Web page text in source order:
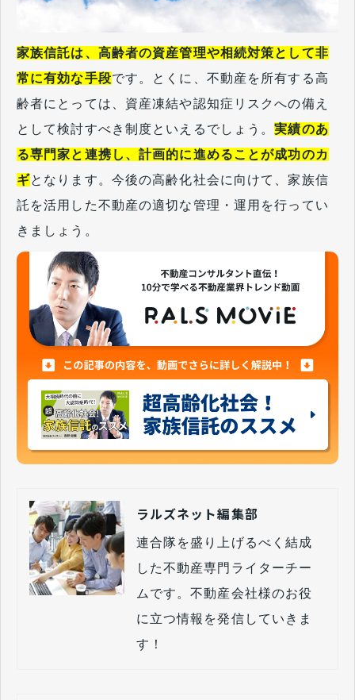
家族信託は、高齢者の資産管理や相続対策として非
常に有効な手段です。とくに、不動産を所有する高
齢者にとっては、資産凍結や認知症リスクへの備え
として検討すべき制度といえるでしょう。実績のあ
る専門家と連携し、計画的に進めることが成功のカ
ギとなります。今後の高齢化社会に向けて、家族信
託を活用した不動産の適切な管理・運用を行ってい
きましょう。
ラルズネット編集部
連合隊を盛り上げるべく結成
した不動産専門ライターチー
ムです。不動産会社様のお役
に立つ情報を発信していきま
す！